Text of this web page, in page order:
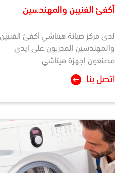
أكفئ الفنيين والمهندسين
لدى مركز صيانةهيتاشي أكفئ الفنيين
والمهندسين المدربون على ايدى
مصنعون اجهزة هيتاشي
اتصل بنا